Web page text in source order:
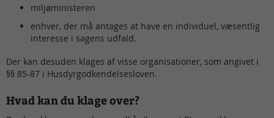
miljøministeren
enhver, der må antages at have en individuel, væsentlig
interesse i sagens udfald.
Der kan desuden klages af visse organisationer, som angivet i
§§ 85-87 i Husdyrgodkendelsesloven.
Hvad kan du klage over?